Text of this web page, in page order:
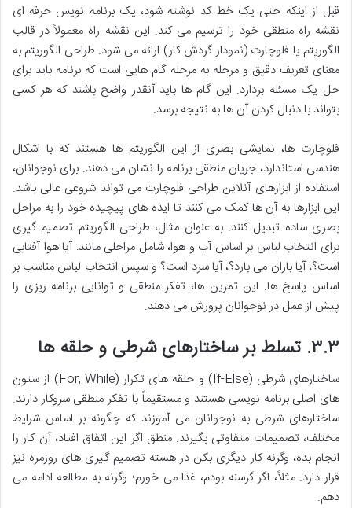
قبل از اینکه حتی یک خط کد نوشته شود، یک برنامه نویس حرفه ای
نقشه راه منطقی خود را ترسیم می کند. این نقشه راه معمولاً در قالب
الگوریتم یا فلوچارت (نمودار گردش کار) ارائه می شود. طراحی الگوریتم به
معنای تعریف دقیق و مرحله به مرحله گام هایی است که برنامه باید برای
حل یک مسئله بردارد. این گام ها باید آنقدر واضح باشند که هر کسی
بتواند با دنبال کردن آن ها به نتیجه برسد.
فلوچارت ها، نمایشی بصری از این الگوریتم ها هستند که با اشکال
هندسی استاندارد، جریان منطقی برنامه را نشان می دهند. برای نوجوانان،
استفاده از ابزارهای آنلاین طراحی فلوچارت می تواند شروعی عالی باشد.
این ابزارها به آن ها کمک می کنند تا ایده های پیچیده خود را به مراحل
بصری ساده تبدیل کنند. به عنوان مثال، طراحی الگوریتم تصمیم گیری
برای انتخاب لباس بر اساس آب و هوا، شامل مراحلی مانند: آیا هوا آفتابی
است؟، آیا باران می بارد؟، آیا سرد است؟ و سپس انتخاب لباس مناسب بر
اساس پاسخ ها. این تمرین ها، تفکر منطقی و توانایی برنامه ریزی را
پیش از عمل در نوجوانان پرورش می دهند.
۳.۳. تسلط بر ساختارهای شرطی و حلقه ها
ساختارهای شرطی (If-Else) و حلقه های تکرار (For, While) از ستون
های اصلی برنامه نویسی هستند و مستقیماً با تفکر منطقی سروکار دارند.
ساختارهای شرطی به نوجوانان می آموزند که چگونه بر اساس شرایط
مختلف، تصمیمات متفاوتی بگیرند. منطق اگر این اتفاق افتاد، آن کار را
انجام بده، وگرنه کار دیگری بکن در هسته تصمیم گیری های روزمره نیز
قرار دارد. مثلاً، اگر گرسنه بودم، غذا می خورم؛ وگرنه به مطالعه ادامه می
دهم.